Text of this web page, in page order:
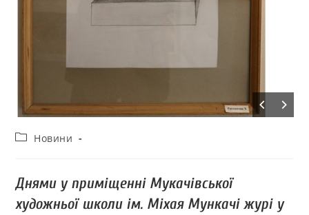
Новини
Днями у приміщенні Мукачівської
художньої школи ім. Міхая Мункачі журі у